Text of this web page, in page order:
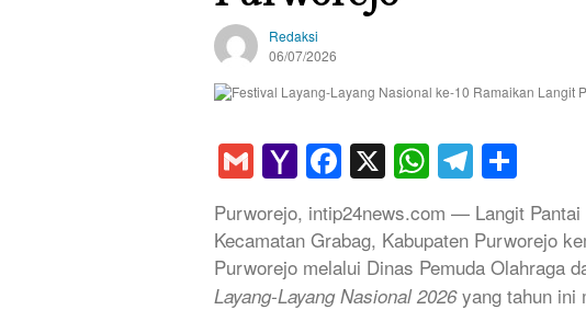
Redaksi
06/07/2026
GmailYahoo
Mail
Facebook
X WhatsApp
Purworejo, intip24news.com — Langit Pantai
Kecamatan Grabag, Kabupaten Purworejo
Purworejo melalui Dinas Pemuda Olahraga
Layang-Layang Nasional 2026yang tahun ini